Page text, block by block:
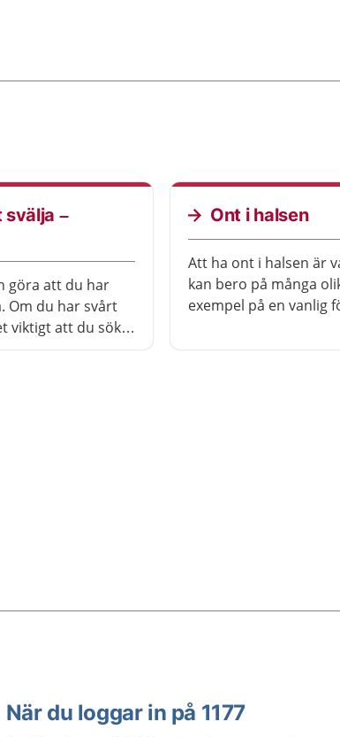
–
göra att du har
Om du har svårt
viktigt att du söker
Ont i halsen
Att ha ont i halsen är
kan bero på många
exempel på en vanlig
När du loggar in på 1177